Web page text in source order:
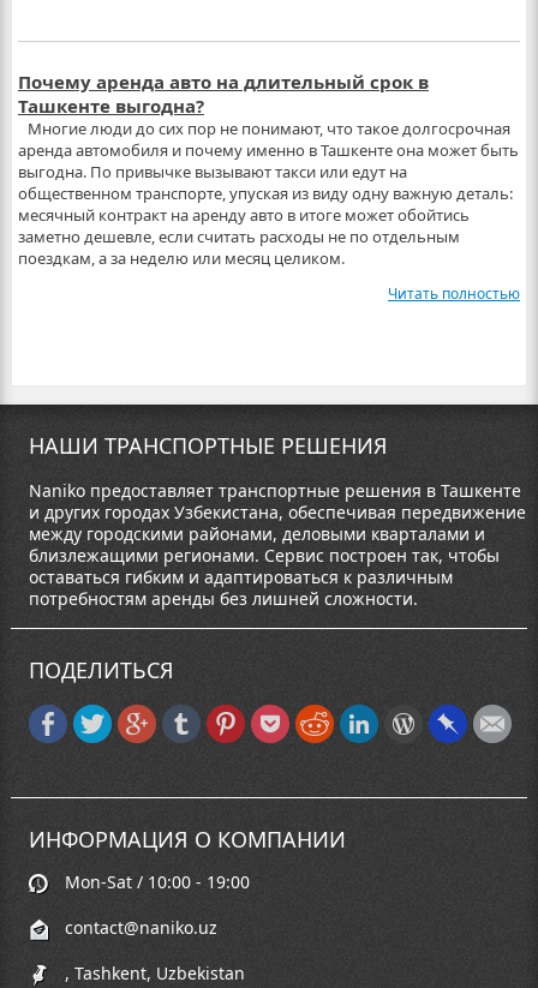
Почему аренда авто на длительный срок в
Ташкенте выгодна?
Многие люди до сих пор не понимают, что такое долгосрочная
аренда автомобиля и почему именно в Ташкенте она может быть
выгодна. По привычке вызывают такси или едут на
общественном транспорте, упуская из виду одну важную деталь:
месячный контракт на аренду авто в итоге может обойтись
заметно дешевле, если считать расходы не по отдельным
поездкам, а за неделю или месяц целиком.
Читать полностью
НАШИ ТРАНСПОРТНЫЕ РЕШЕНИЯ
Naniko предоставляет транспортные решения в Ташкенте
и других городах Узбекистана, обеспечивая передвижение
между городскими районами, деловыми кварталами и
близлежащими регионами. Сервис построен так, чтобы
оставаться гибким и адаптироваться к различным
потребностям аренды без лишней сложности.
ПОДЕЛИТЬСЯ
ИНФОРМАЦИЯ О КОМПАНИИ
Mon-Sat / 10:00 - 19:00
contact@naniko.uz
, Tashkent, Uzbekistan